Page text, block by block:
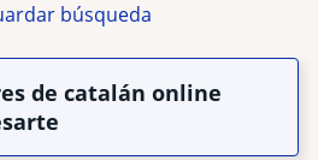
búsqueda
de catalán online